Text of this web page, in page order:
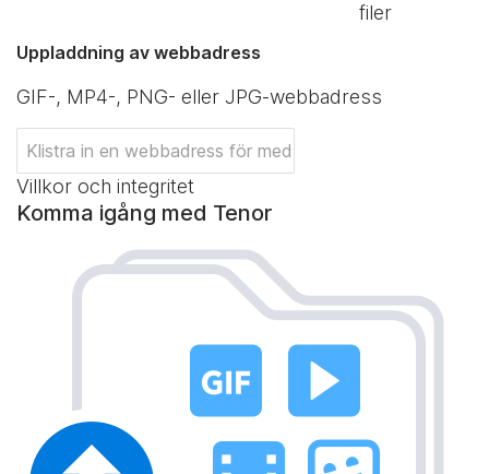
filer
Uppladdning av webbadress
GIF-, MP4-, PNG- eller JPG-webbadress
Villkor och integritet
Komma igång med Tenor